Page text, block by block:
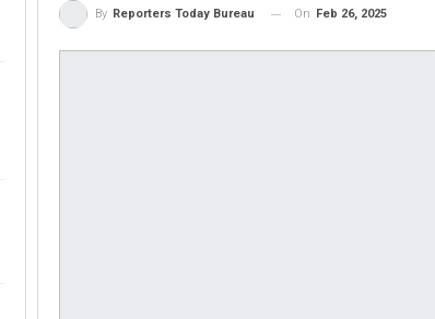
By Reporters Today Bureau On Feb 26, 2025